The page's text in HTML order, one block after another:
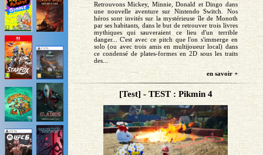
Retrouvons Mickey, Minnie, Donald et Dingo dans
une nouvelle aventure sur Nintendo Switch. Nos
héros sont invités sur la mystérieuse île de Monoth
par ses habitants, dans le but de retrouver trois livres
mythiques qui sauveraient ce lieu d'un terrible
danger... C'est avec ce pitch que l'on s'immerge en
solo (ou avec trois amis en multijoueur local) dans
ce condensé de plates-formes en 2D sous les traits
des...
en savoir +
[Test] - TEST : Pikmin 4